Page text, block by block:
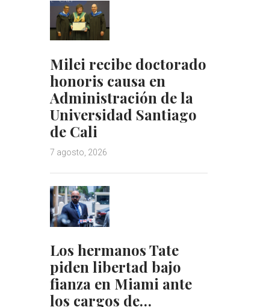
Milei recibe doctorado
honoris causa en
Administración de la
Universidad Santiago
de Cali
7 agosto, 2026
Los hermanos Tate
piden libertad bajo
fianza en Miami ante
los cargos de…